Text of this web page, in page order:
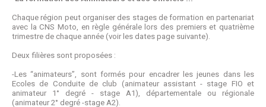
Chaque région peut organiser des stages de formation en partenariat
avec la CNS Moto, en règle générale lors des premiers et quatrième
trimestre de chaque année (voir les dates page suivante).
Deux filières sont proposées :
-Les “animateurs”, sont formés pour encadrer les jeunes dans les
Ecoles de Conduite de club (animateur assistant - stage FIO et
animateur 1° degré - stage A1), départementale ou régionale
(animateur 2° degré -stage A2).